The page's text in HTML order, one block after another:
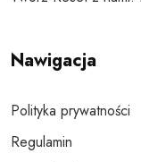
Nawigacja
Polityka prywatności
Regulamin